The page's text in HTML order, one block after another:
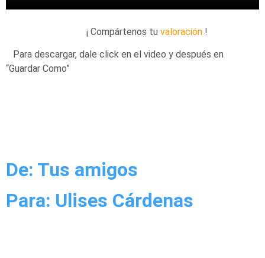
¡ Compártenos tu valoración !
Para descargar, dale click en el video y después en
“Guardar Como”
De: Tus amigos
Para: Ulises Cárdenas